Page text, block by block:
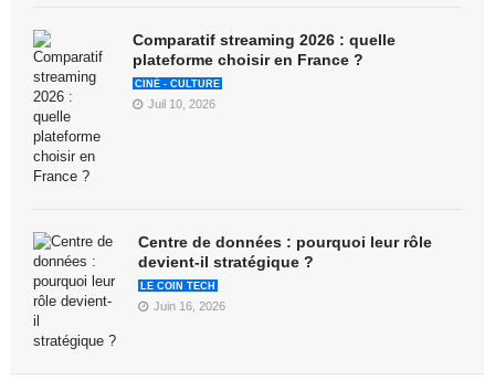
Comparatif streaming 2026 : quelle
plateforme choisir en France ?
CINÉ - CULTURE
Juil 10, 2026
Centre de données : pourquoi leur rôle
devient-il stratégique ?
LE COIN TECH
Juin 16, 2026